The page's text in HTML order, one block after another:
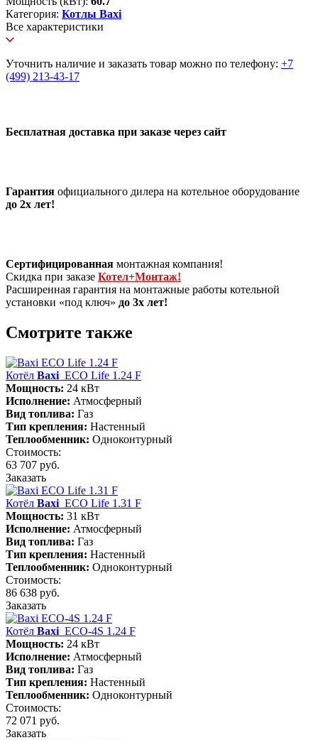
Категория: Котлы Baxi
Все характеристики
Уточнить наличие и заказать товар можно по телефону: +7
(499) 213-43-17
Бесплатная доставка при заказе через сайт
Гарантия официального дилера на котельное оборудование
до 2х лет!
Сертифицированная монтажная компания!
Скидка при заказе Котел+Монтаж!
Расширенная гарантия на монтажные работы котельной
установки «под ключ» до 3х лет!
Смотрите также
Котёл Baxi ECO Life 1.24 F
Мощность: 24 кВт
Исполнение: Атмосферный
Вид топлива: Газ
Тип крепления: Настенный
Теплообменник: Одноконтурный
Стоимость:
63 707 руб.
Заказать
Котёл Baxi ECO Life 1.31 F
Мощность: 31 кВт
Исполнение: Атмосферный
Вид топлива: Газ
Тип крепления: Настенный
Теплообменник: Одноконтурный
Стоимость:
86 638 руб.
Заказать
Котёл Baxi ECO-4S 1.24 F
Мощность: 24 кВт
Исполнение: Атмосферный
Вид топлива: Газ
Тип крепления: Настенный
Теплообменник: Одноконтурный
Стоимость:
72 071 руб.
Заказать